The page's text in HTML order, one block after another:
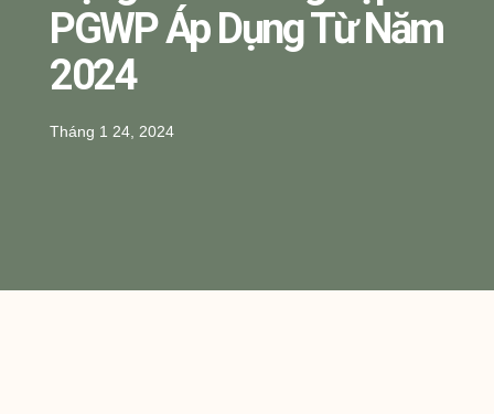
PGWP Áp Dụng Từ Năm
2024
Tháng 1 24, 2024